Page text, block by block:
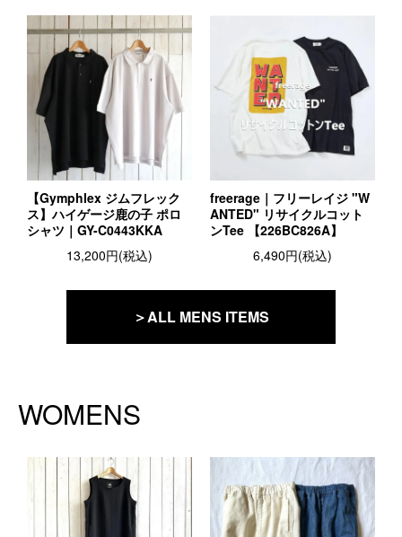
【Gymphlex ジムフレック
ス】ハイゲージ鹿の子 ポロ
シャツ｜GY-C0443KKA
13,200円(税込)
freerage｜フリーレイジ "W
ANTED" リサイクルコット
ンTee 【226BC826A】
6,490円(税込)
＞ALL MENS ITEMS
WOMENS